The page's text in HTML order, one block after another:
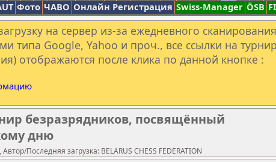
Фото ЧАВО Онлайн Регистрация Swiss-Manager ÖSB
на сервер из-за ежедневного
типа Google, Yahoo и проч., все ссылки на
отображаются после клика по данной кнопке :
безразрядников, посвящённый
дню
Последняя загрузка: BELARUS CHESS FEDERATION